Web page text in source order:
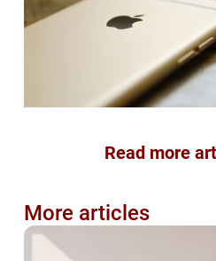
Read more
More articles